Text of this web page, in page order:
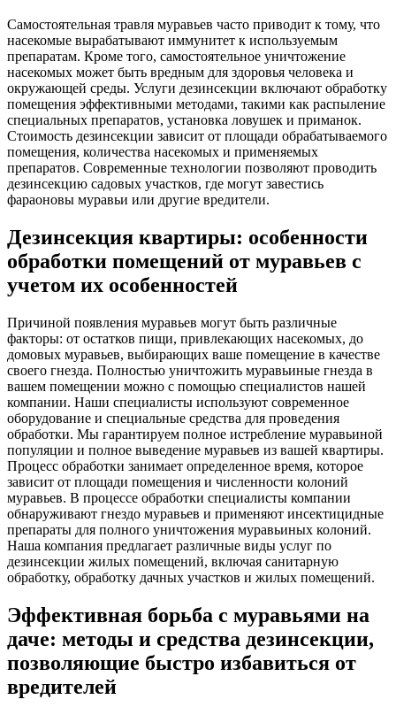
Самостоятельная травля муравьев часто приводит к тому, что
насекомые вырабатывают иммунитет к используемым
препаратам. Кроме того, самостоятельное уничтожение
насекомых может быть вредным для здоровья человека и
окружающей среды. Услуги дезинсекции включают обработку
помещения эффективными методами, такими как распыление
специальных препаратов, установка ловушек и приманок.
Стоимость дезинсекции зависит от площади обрабатываемого
помещения, количества насекомых и применяемых
препаратов. Современные технологии позволяют проводить
дезинсекцию садовых участков, где могут завестись
фараоновы муравьи или другие вредители.
Дезинсекция квартиры: особенности
обработки помещений от муравьев с
учетом их особенностей
Причиной появления муравьев могут быть различные
факторы: от остатков пищи, привлекающих насекомых, до
домовых муравьев, выбирающих ваше помещение в качестве
своего гнезда. Полностью уничтожить муравьиные гнезда в
вашем помещении можно с помощью специалистов нашей
компании. Наши специалисты используют современное
оборудование и специальные средства для проведения
обработки. Мы гарантируем полное истребление муравьиной
популяции и полное выведение муравьев из вашей квартиры.
Процесс обработки занимает определенное время, которое
зависит от площади помещения и численности колоний
муравьев. В процессе обработки специалисты компании
обнаруживают гнездо муравьев и применяют инсектицидные
препараты для полного уничтожения муравьиных колоний.
Наша компания предлагает различные виды услуг по
дезинсекции жилых помещений, включая санитарную
обработку, обработку дачных участков и жилых помещений.
Эффективная борьба с муравьями на
даче: методы и средства дезинсекции,
позволяющие быстро избавиться от
вредителей